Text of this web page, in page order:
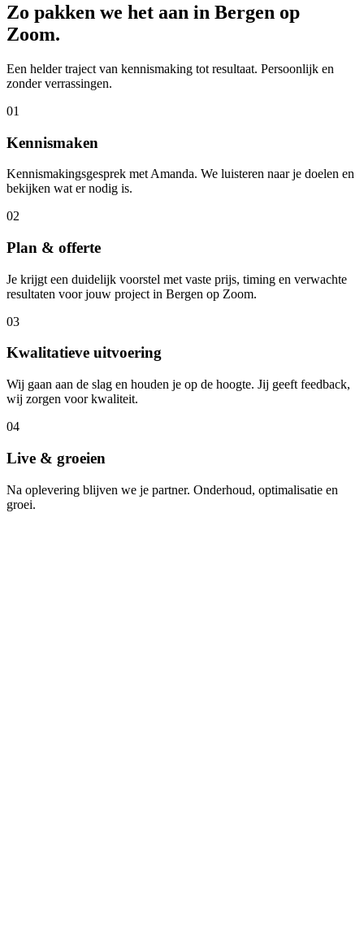
Zo pakken we het aan in Bergen op
Zoom.
Een helder traject van kennismaking tot resultaat. Persoonlijk en
zonder verrassingen.
01
Kennismaken
Kennismakingsgesprek met Amanda. We luisteren naar je doelen en
bekijken wat er nodig is.
02
Plan & offerte
Je krijgt een duidelijk voorstel met vaste prijs, timing en verwachte
resultaten voor jouw project in Bergen op Zoom.
03
Kwalitatieve uitvoering
Wij gaan aan de slag en houden je op de hoogte. Jij geeft feedback,
wij zorgen voor kwaliteit.
04
Live & groeien
Na oplevering blijven we je partner. Onderhoud, optimalisatie en
groei.